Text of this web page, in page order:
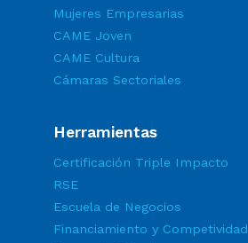
Mujeres Empresarias
CAME Joven
CAME Cultura
Cámaras Sectoriales
Herramientas
Certificación Triple Impacto
RSE
Escuela de Negocios
Financiamiento y Competividad